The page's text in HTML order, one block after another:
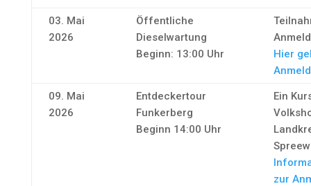
03. Mai
2026
Öffentliche
Dieselwartung
Beginn: 13:00 Uhr
Hier
09. Mai
2026
Entdeckertour
Funkerberg
Beginn 14:00 Uhr
Ein
zur